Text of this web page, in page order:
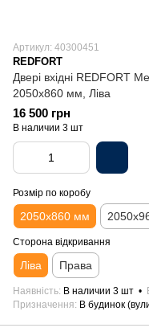
Артикул: 40300451
REDFORT
Двері вхідні REDFORT
2050х860 мм, Ліва
16 500 грн
В наличии 3 шт
Розмір по коробу
2050х860 мм
Сторона відкривання
Ліва Права
Наявність В наличии 3 шт
Призначення
В будинок